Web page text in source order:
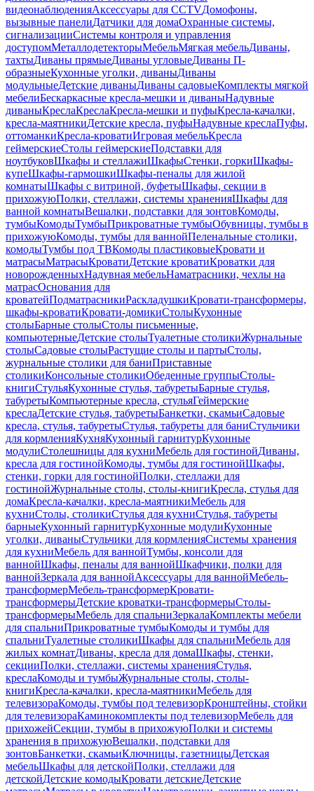
видеонаблюденияАксессуары для CCTVДомофоны,
вызывные панелиДатчики для домаОхранные системы,
сигнализацииСистемы контроля и управления
доступомМеталлодетекторыМебельМягкая мебельДиваны,
тахтыДиваны прямыеДиваны угловыеДиваны П-
образныеКухонные уголки, диваныДиваны
модульныеДетские диваныДиваны садовыеКомплекты мягкой
мебелиБескаркасные кресла-мешки и диваныНадувные
диваныКреслаКреслаКресла-мешки и пуфыКресла-качалки,
кресла-маятникиДетские кресла, пуфыНадувные креслаПуфы,
оттоманкиКресла-кроватиИгровая мебельКресла
геймерскиеСтолы геймерскиеПодставки для
ноутбуковШкафы и стеллажиШкафыСтенки, горкиШкафы-
купеШкафы-гармошкиШкафы-пеналы для жилой
комнатыШкафы с витриной, буфетыШкафы, секции в
прихожуюПолки, стеллажи, системы храненияШкафы для
ванной комнатыВешалки, подставки для зонтовКомоды,
тумбыКомодыТумбыПрикроватные тумбыОбувницы, тумбы в
прихожуюКомоды, тумбы для ваннойПеленальные столики,
комодыТумбы под ТВКомоды пластиковыеКровати и
матрасыМатрасыКроватиДетские кроватиКроватки для
новорожденныхНадувная мебельНаматрасники, чехлы на
матрасОснования для
кроватейПодматрасникиРаскладушкиКровати-трансформеры,
шкафы-кроватиКровати-домикиСтолыКухонные
столыБарные столыСтолы письменные,
компьютерныеДетские столыТуалетные столикиЖурнальные
столыСадовые столыРастущие столы и партыСтолы,
журнальные столики для баниПриставные
столикиКонсольные столикиОбеденные группыСтолы-
книгиСтульяКухонные стулья, табуретыБарные стулья,
табуретыКомпьютерные кресла, стульяГеймерские
креслаДетские стулья, табуретыБанкетки, скамьиСадовые
кресла, стулья, табуретыСтулья, табуреты для баниСтульчики
для кормленияКухняКухонный гарнитурКухонные
модулиСтолешницы для кухниМебель для гостинойДиваны,
кресла для гостинойКомоды, тумбы для гостинойШкафы,
стенки, горки для гостинойПолки, стеллажи для
гостинойЖурнальные столы, столы-книгиКресла, стулья для
домаКресла-качалки, кресла-маятникиМебель для
кухниСтолы, столикиСтулья для кухниСтулья, табуреты
барныеКухонный гарнитурКухонные модулиКухонные
уголки, диваныСтульчики для кормленияСистемы хранения
для кухниМебель для ваннойТумбы, консоли для
ваннойШкафы, пеналы для ваннойШкафчики, полки для
ваннойЗеркала для ваннойАксессуары для ваннойМебель-
трансформерМебель-трансформерКровати-
трансформерыДетские кроватки-трансформерыСтолы-
трансформерыМебель для спальниЗеркалаКомплекты мебели
для спальниПрикроватные тумбыКомоды и тумбы для
спальниТуалетные столикиШкафы для спальниМебель для
жилых комнатДиваны, кресла для домаШкафы, стенки,
секцииПолки, стеллажи, системы храненияСтулья,
креслаКомоды и тумбыЖурнальные столы, столы-
книгиКресла-качалки, кресла-маятникиМебель для
телевизораКомоды, тумбы под телевизорКронштейны, стойки
для телевизораКаминокомплекты под телевизорМебель для
прихожейСекции, тумбы в прихожуюПолки и системы
хранения в прихожуюВешалки, подставки для
зонтовБанкетки, скамьиКлючницы, газетницыДетская
мебельШкафы для детскойПолки, стеллажи для
детскойДетские комодыКровати детскиеДетские